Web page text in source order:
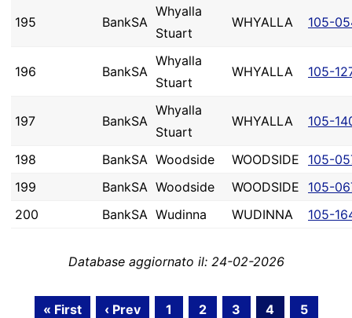
195 BankSA
Whyalla
Stuart
WHYALLA 105-
196 BankSA
Whyalla
Stuart
WHYALLA 105-
197 BankSA
Whyalla
Stuart
WHYALLA 105-
198 BankSA Woodside WOODSIDE
105-
199
BankSA Woodside WOODSIDE
105-
200
BankSA Wudinna WUDINNA 105-
Database aggiornato il: 24-02-2026
« First ‹ Prev 1 2 3 4 5